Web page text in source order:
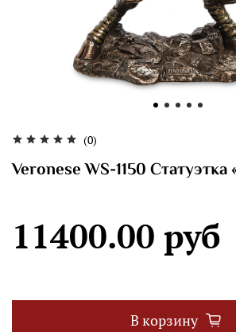
(0)
Veronese WS-1150
11400.00 руб
В корзину